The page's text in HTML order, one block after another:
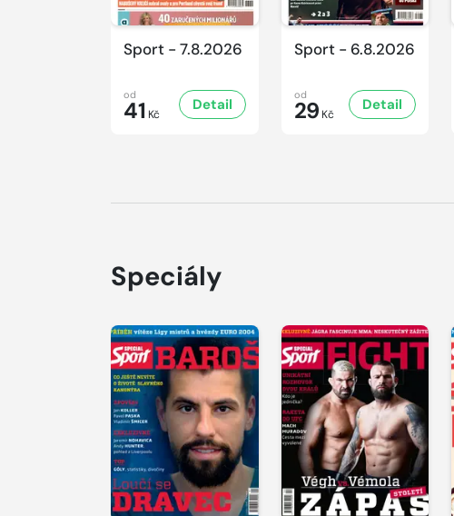
Sport - 7.8.2026
od
41 Kč
Detail
Sport - 6.8.2026
od
29 Kč
Detail
Speciály